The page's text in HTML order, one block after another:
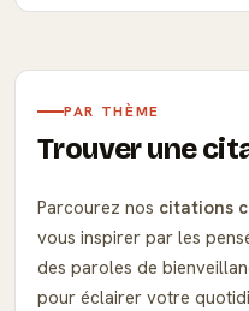
PAR THÈME
Trouver une
Parcourez nos citations
vous inspirer par les
des paroles de
pour éclairer votre